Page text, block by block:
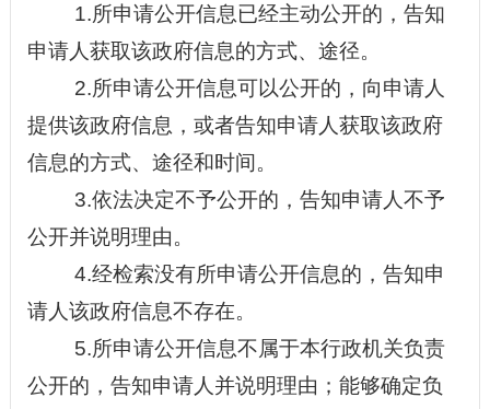
1.所申请公开信息已经主动公开的，告知
申请人获取该政府信息的方式、途径。
2.所申请公开信息可以公开的，向申请人
提供该政府信息，或者告知申请人获取该政府
信息的方式、途径和时间。
3.依法决定不予公开的，告知申请人不予
公开并说明理由。
4.经检索没有所申请公开信息的，告知申
请人该政府信息不存在。
5.所申请公开信息不属于本行政机关负责
公开的，告知申请人并说明理由；能够确定负